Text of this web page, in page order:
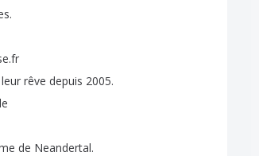
.
.fr
leur rêve depuis 2005.
de Neandertal.